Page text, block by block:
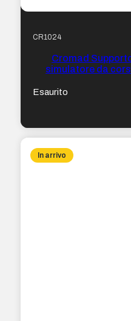
CR1024
Cromad
simulatore da
Esaurito
In arrivo